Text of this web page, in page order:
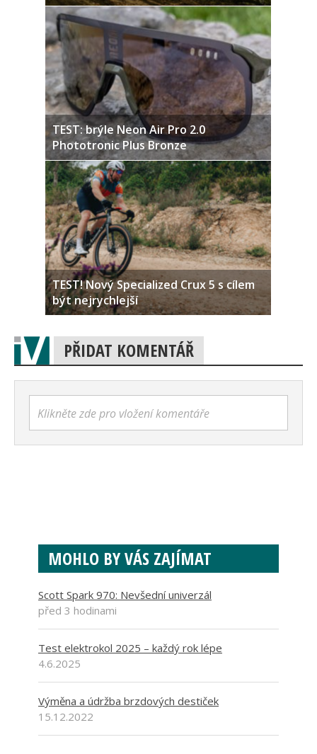
TEST: brýle Neon Air Pro 2.0
Phototronic Plus Bronze
TEST! Nový Specialized Crux 5 s cílem
být nejrychlejší
PŘIDAT KOMENTÁŘ
Klikněte zde pro vložení komentáře
MOHLO BY VÁS ZAJÍMAT
Scott Spark 970: Nevšední univerzál
před 3 hodinami
Test elektrokol 2025 – každý rok lépe
4.6.2025
Výměna a údržba brzdových destiček
15.12.2022